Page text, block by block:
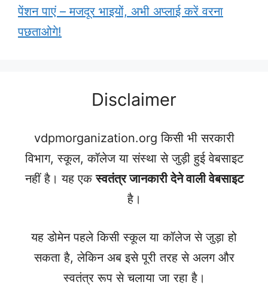
पेंशन पाएं – मजदूर भाइयों, अभी अप्लाई करें वरना
पछताओगे!
Disclaimer
vdpmorganization.org किसी भी सरकारी
विभाग, स्कूल, कॉलेज या संस्था से जुड़ी हुई वेबसाइट
नहीं है। यह एकस्वतंत्र जानकारी देने वाली वेबसाइट
है।
यह डोमेन पहले किसी स्कूल या कॉलेज से जुड़ा हो
सकता है, लेकिन अब इसे पूरी तरह से अलग और
स्वतंत्र रूप से चलाया जा रहा है।